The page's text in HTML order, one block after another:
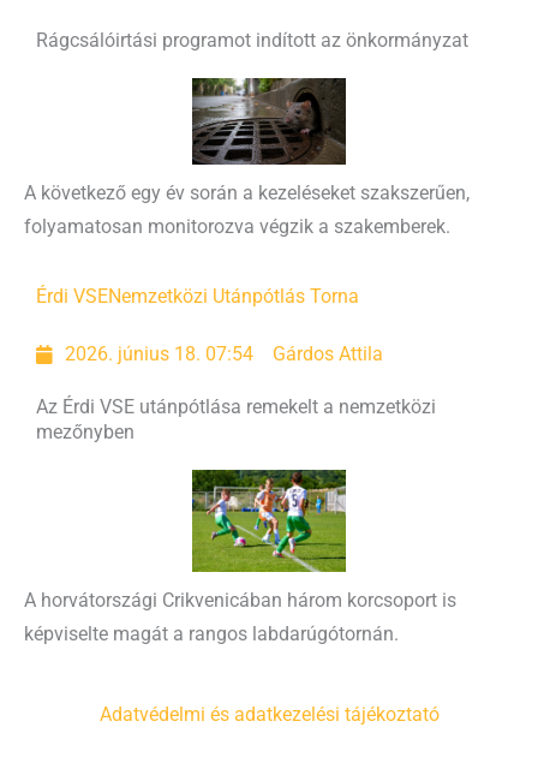
Rágcsálóirtási programot indított az önkormányzat
A következő egy év során a kezeléseket szakszerűen,
folyamatosan monitorozva végzik a szakemberek.
Érdi VSENemzetközi Utánpótlás Torna
2026. június 18. 07:54 Gárdos Attila
Az Érdi VSE utánpótlása remekelt a nemzetközi
mezőnyben
A horvátországi Crikvenicában három korcsoport is
képviselte magát a rangos labdarúgótornán.
Adatvédelmi és adatkezelési tájékoztató